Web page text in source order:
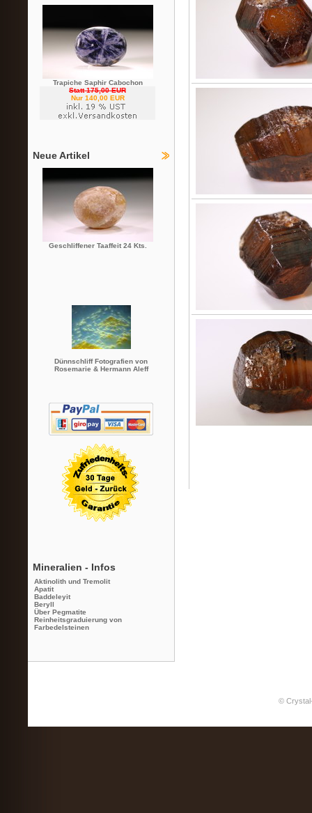
Trapiche Saphir Cabochon
Statt 175,00 EUR
Nur 140,00 EUR
Neue Artikel
Geschliffener Taaffeit 24 Kts.
Dünnschliff Fotografien von
Rosemarie & Hermann Aleff
Mineralien - Infos
Aktinolith und Tremolit
Apatit
Baddeleyit
Beryll
Über Pegmatite
Reinheitsgraduierung von
Farbedelsteinen
©